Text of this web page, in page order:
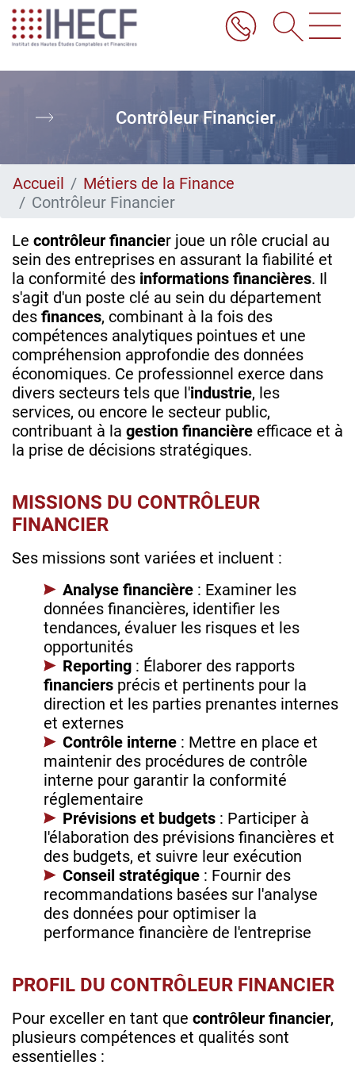
Aller
au
contenu
Contrôleur Financier
Accueil
Métiers de la Finance
Contrôleur Financier
Le contrôleur financier joue un rôle crucial au
sein des entreprises en assurant la fiabilité et
la conformité des informations financières. Il
s'agit d'un poste clé au sein du département
des finances, combinant à la fois des
compétences analytiques pointues et une
compréhension approfondie des données
économiques. Ce professionnel exerce dans
divers secteurs tels que l'industrie, les
services, ou encore le secteur public,
contribuant à la gestion financière efficace et à
la prise de décisions stratégiques.
MISSIONS DU CONTRÔLEUR
FINANCIER
Ses missions sont variées et incluent :
Analyse financière : Examiner les
données financières, identifier les
tendances, évaluer les risques et les
opportunités
Reporting : Élaborer des rapports
financiers précis et pertinents pour la
direction et les parties prenantes internes
et externes
Contrôle interne : Mettre en place et
maintenir des procédures de contrôle
interne pour garantir la conformité
réglementaire
Prévisions et budgets : Participer à
l'élaboration des prévisions financières et
des budgets, et suivre leur exécution
Conseil stratégique : Fournir des
recommandations basées sur l'analyse
des données pour optimiser la
performance financière de l'entreprise
PROFIL DU CONTRÔLEUR FINANCIER
Pour exceller en tant que contrôleur financier,
plusieurs compétences et qualités sont
essentielles :